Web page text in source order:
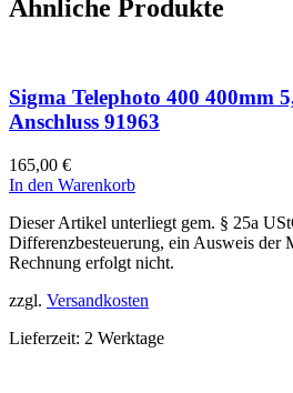
Ähnliche Produkte
Sigma Telephoto 400 400mm
Anschluss 91963
165,00 €
In den Warenkorb
Dieser Artikel unterliegt gem. § 25a
Differenzbesteuerung, ein Ausweis der
Rechnung erfolgt nicht.
zzgl. Versandkosten
Lieferzeit: 2 Werktage